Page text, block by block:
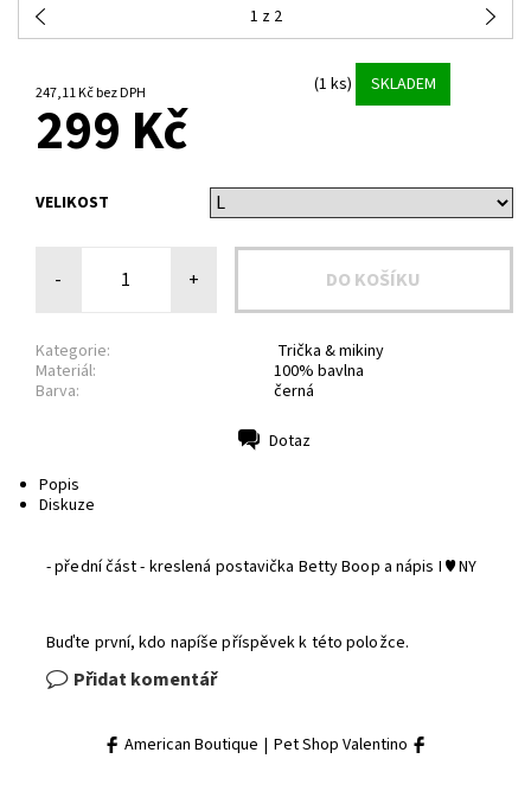
1 z 2
247,11 Kč bez DPH (1 ks) SKLADEM
299 Kč
VELIKOST
- +
Kategorie:
Trička & mikiny
Materiál:
100% bavlna
Barva:
černá
Dotaz
Popis
Diskuze
- přední část - kreslená postavička Betty Boop a nápis I ♥NY
Buďte první, kdo napíše příspěvek k této položce.
Přidat komentář
American Boutique | Pet Shop Valentino